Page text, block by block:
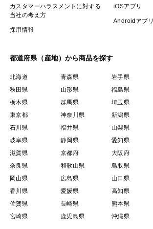
カスタマーハラスメントに対する
当社の考え方
採用情報
iOSアプリ
Androidアプリ
都道府県（産地）から商品を探す
北海道 青森県 岩手県
秋田県
山形県 福島県
栃木県
群馬県 埼玉県
東京都
神奈川県 新潟県
石川県
福井県 山梨県
岐阜県
静岡県 愛知県
滋賀県
京都府 大阪府
奈良県
和歌山県 鳥取県
岡山県
広島県 山口県
香川県
愛媛県 高知県
佐賀県
長崎県 熊本県
宮崎県
鹿児島県 沖縄県